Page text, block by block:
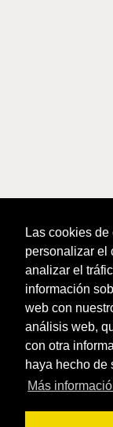
Las cookies
personalizar el
analizar el
información
web con
análisis web,
con otra
haya hecho de
Más